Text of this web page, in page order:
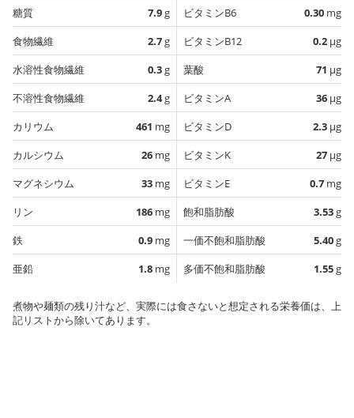
糖質
7.9g
食物繊維
2.7g
水溶性食物繊維
0.3g
不溶性食物繊維
2.4g
カリウム
461 mg
カルシウム
26 mg
マグネシウム
33 mg
リン
186 mg
鉄
0.9 mg
亜鉛
1.8 mg
ビタミンB6
0.30 mg
ビタミンB12
0.2 µg
葉酸
71 µg
ビタミンA
36 µg
ビタミンD
2.3 µg
ビタミンK
27 µg
ビタミンE
0.7 mg
飽和脂肪酸
3.53g
一価不飽和脂肪酸
5.40g
多価不飽和脂肪酸
1.55g
煮物や麺類の残り汁など、実際には食さないと想定される栄養価は、上
記リストから除いてあります。